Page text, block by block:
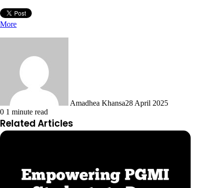
More
Amadhea Khansa28 April 2025
0 1 minute read
Related Articles